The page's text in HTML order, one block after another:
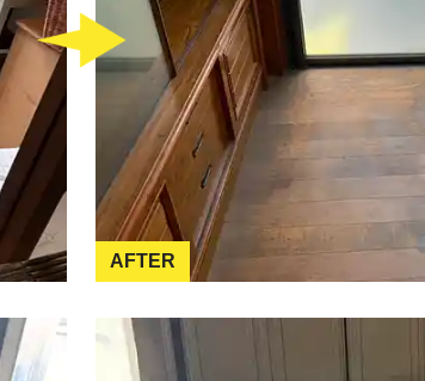
AFTER